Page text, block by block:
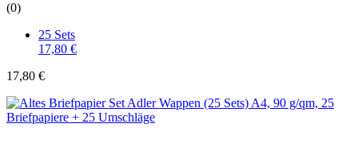
(0)
25 Sets
17,80 €
17,80 €